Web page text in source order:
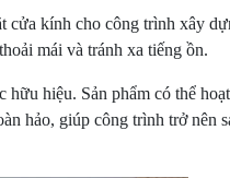
cửa kính cho công trình xây
mái và tránh xa tiếng ồn.
hiệu. Sản phẩm có thể
hảo, giúp công trình trở nên